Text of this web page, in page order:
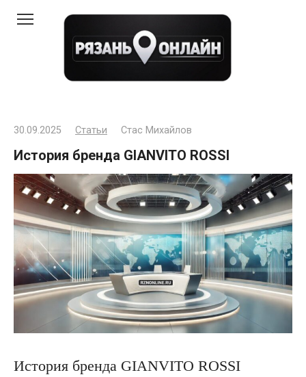
30.09.2025 Статьи Стас Михайлов
История бренда GIANVITO ROSSI
История бренда GIANVITO ROSSI